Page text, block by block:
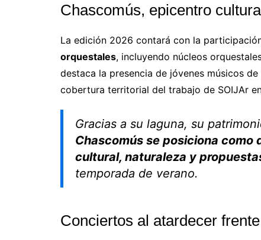
Chascomús, epicentro
La edición 2026 contará con la
orquestales, incluyendo núcleos
destaca la presencia de jóvenes músicos de
cobertura territorial del trabajo de SOIJAr
Gracias a su laguna, su
Chascomús se posiciona
cultural, naturaleza y
temporada de verano.
Conciertos al atardecer